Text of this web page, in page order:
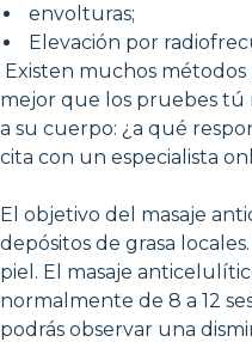
envolturas;
Elevación por
Existen muchos
mejor que los pruebes tú
a su cuerpo: ¿a qué
cita con un especialista
El objetivo del masaje
depósitos de grasa
piel. El masaje
normalmente de 8 a 12
podrás observar una